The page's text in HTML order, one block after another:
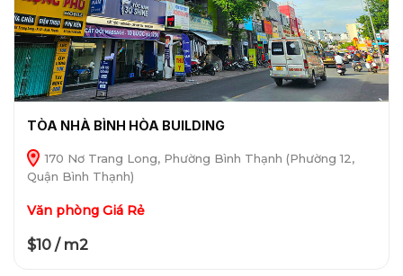
TÒA NHÀ BÌNH HÒA BUILDING
170 Nơ Trang Long, Phường Bình Thạnh (Phường 12,
Quận Bình Thạnh)
Văn phòng Giá Rẻ
$10 / m2